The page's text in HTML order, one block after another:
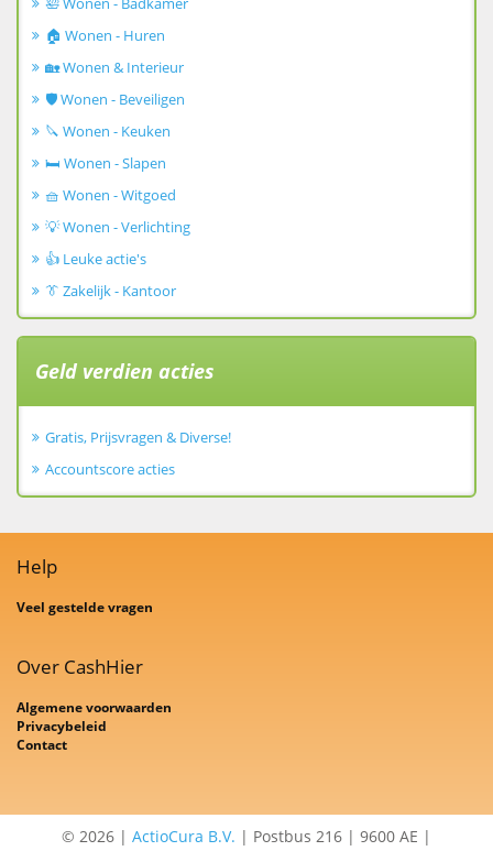
🏠 Wonen - Huren
🏡 Wonen & Interieur
🛡️ Wonen - Beveiligen
🔪 Wonen - Keuken
🛏️ Wonen - Slapen
🧺 Wonen - Witgoed
💡 Wonen - Verlichting
👍 Leuke actie's
👔 Zakelijk - Kantoor
Geld verdien acties
Gratis, Prijsvragen & Diverse!
Accountscore acties
Help
Veel gestelde vragen
Over CashHier
Algemene voorwaarden
Privacybeleid
Contact
© 2026 | ActioCura B.V. | Postbus 216 | 9600 AE |